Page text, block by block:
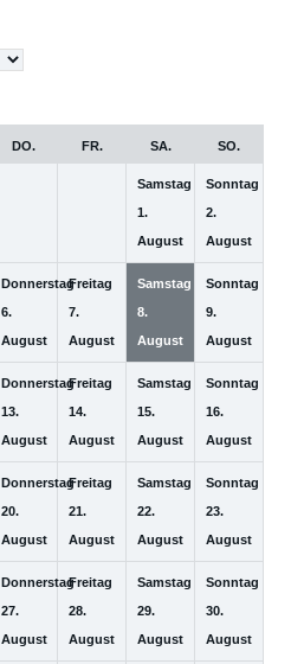
DO. FR. SA. SO.
Samstag
1.
August
Sonntag
2.
August
Donnerstag
6.
August
Freitag
7.
August
Samstag
8.
August
Sonntag
9.
August
Donnerstag
13.
August
Freitag
14.
August
Samstag
15.
August
Sonntag
16.
August
Donnerstag
20.
August
Freitag
21.
August
Samstag
22.
August
Sonntag
23.
August
Donnerstag
27.
August
Freitag
28.
August
Samstag
29.
August
Sonntag
30.
August